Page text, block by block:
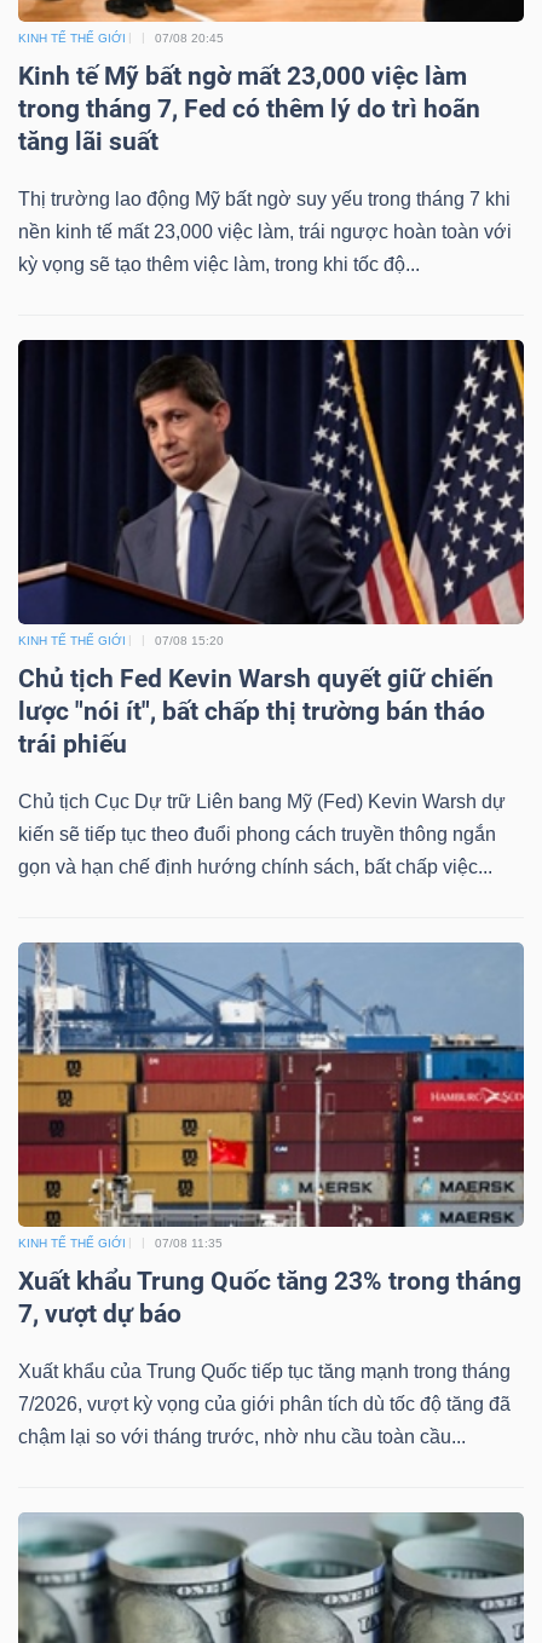
KINH TẾ THẾ GIỚI 07/08 20:45
Kinh tế Mỹ bất ngờ mất 23,000 việc làm
trong tháng 7, Fed có thêm lý do trì hoãn
tăng lãi suất
Thị trường lao động Mỹ bất ngờ suy yếu trong tháng 7 khi
nền kinh tế mất 23,000 việc làm, trái ngược hoàn toàn với
kỳ vọng sẽ tạo thêm việc làm, trong khi tốc độ...
KINH TẾ THẾ GIỚI 07/08 15:20
Chủ tịch Fed Kevin Warsh quyết giữ chiến
lược "nói ít", bất chấp thị trường bán tháo
trái phiếu
Chủ tịch Cục Dự trữ Liên bang Mỹ (Fed) Kevin Warsh dự
kiến sẽ tiếp tục theo đuổi phong cách truyền thông ngắn
gọn và hạn chế định hướng chính sách, bất chấp việc...
KINH TẾ THẾ GIỚI 07/08 11:35
Xuất khẩu Trung Quốc tăng 23% trong tháng
7, vượt dự báo
Xuất khẩu của Trung Quốc tiếp tục tăng mạnh trong tháng
7/2026, vượt kỳ vọng của giới phân tích dù tốc độ tăng đã
chậm lại so với tháng trước, nhờ nhu cầu toàn cầu...